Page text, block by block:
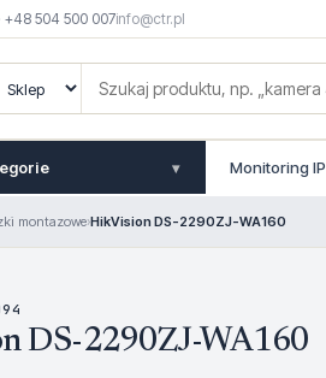
+48 504 500 007info@ctr.pl
▾ Monitoring IP
montazowe›HikVision DS-2290ZJ-WA160
DS-2290ZJ-WA160